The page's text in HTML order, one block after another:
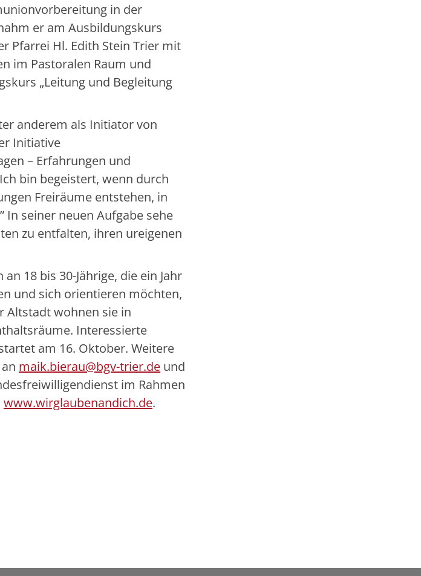
in der
er am Ausbildungskurs
Pfarrei Hl. Edith Stein Trier mit
im Pastoralen Raum und
„Leitung und Begleitung
anderem als Initiator von
Initiative
– Erfahrungen und
bin begeistert, wenn durch
Freiräume entstehen, in
seiner neuen Aufgabe sehe
zu entfalten, ihren ureigenen
18 bis 30-Jährige, die ein Jahr
und sich orientieren möchten,
Altstadt wohnen sie in
Interessierte
am 16. Oktober. Weitere
maik.bierau@bgv-trier.de und
im Rahmen
www.wirglaubenandich.de.